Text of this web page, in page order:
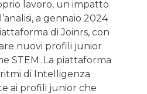
lavoro, un impatto
a gennaio 2024
di Joinrs, con
nuovi profili junior
STEM. La piattaforma
di Intelligenza
ai profili junior che